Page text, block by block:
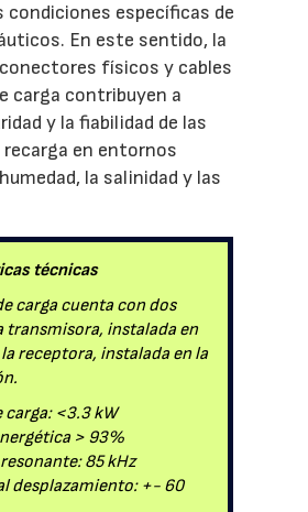
condiciones específicas de
En este sentido, la
físicos y cables
carga contribuyen a
y la fiabilidad de las
recarga en entornos
la salinidad y las
técnicas
carga cuenta con dos
transmisora, instalada en
receptora, instalada en la
carga: <3.3 kW
> 93%
85 kHz
desplazamiento: +- 60